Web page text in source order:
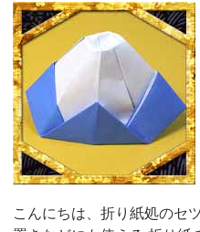
こんにちは、折り紙処のセ